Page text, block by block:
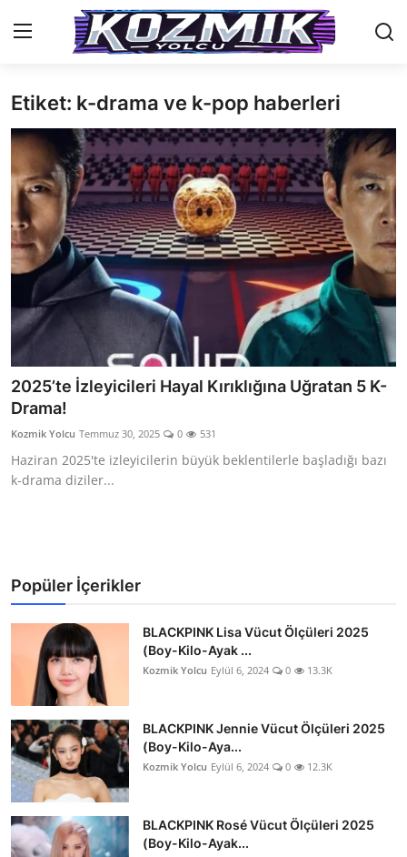
Anasayfa
Genel
İletişim
Anime Önerileri
Kore Dünyası
Anime Karakterleri
Anime
Dizi & Film
Testler
Etiket: k-drama ve k-pop haberleri
2025’te İzleyicileri Hayal Kırıklığına Uğratan 5 K-
Drama!
Kozmik Yolcu Temmuz 30, 2025 0 531
Haziran 2025'te izleyicilerin büyük beklentilerle başladığı bazı
k-drama diziler...
Popüler İçerikler
BLACKPINK Lisa Vücut Ölçüleri 2025
(Boy-Kilo-Ayak ...
Kozmik Yolcu Eylül 6, 2024 0 13.3K
BLACKPINK Jennie Vücut Ölçüleri 2025
(Boy-Kilo-Aya...
Kozmik Yolcu Eylül 6, 2024 0 12.3K
BLACKPINK Rosé Vücut Ölçüleri 2025
(Boy-Kilo-Ayak...